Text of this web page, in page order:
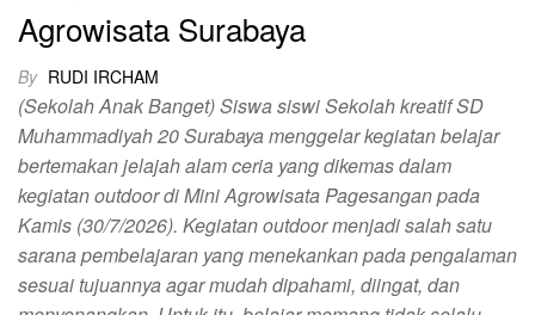
Agrowisata Surabaya
By RUDI IRCHAM
(Sekolah Anak Banget) Siswa siswi Sekolah kreatif SD
Muhammadiyah 20 Surabaya menggelar kegiatan belajar
bertemakan jelajah alam ceria yang dikemas dalam
kegiatan outdoor di Mini Agrowisata Pagesangan pada
Kamis (30/7/2026). Kegiatan outdoor menjadi salah satu
sarana pembelajaran yang menekankan pada pengalaman
sesuai tujuannya agar mudah dipahami, diingat, dan